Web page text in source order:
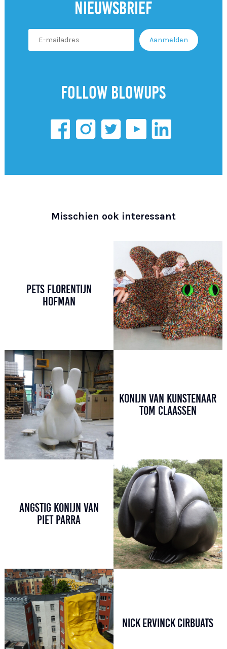
Nieuwsbrief
Follow Blowups
Misschien ook interessant
PETS FLORENTIJN
HOFMAN
KONIJN VAN KUNSTENAAR
TOM CLAASSEN
ANGSTIG KONIJN VAN
PIET PARRA
NICK ERVINCK CIRBUATS